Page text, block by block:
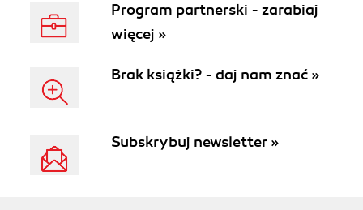
Program partnerski - zarabiaj
więcej »
Brak książki? - daj nam znać »
Subskrybuj newsletter »